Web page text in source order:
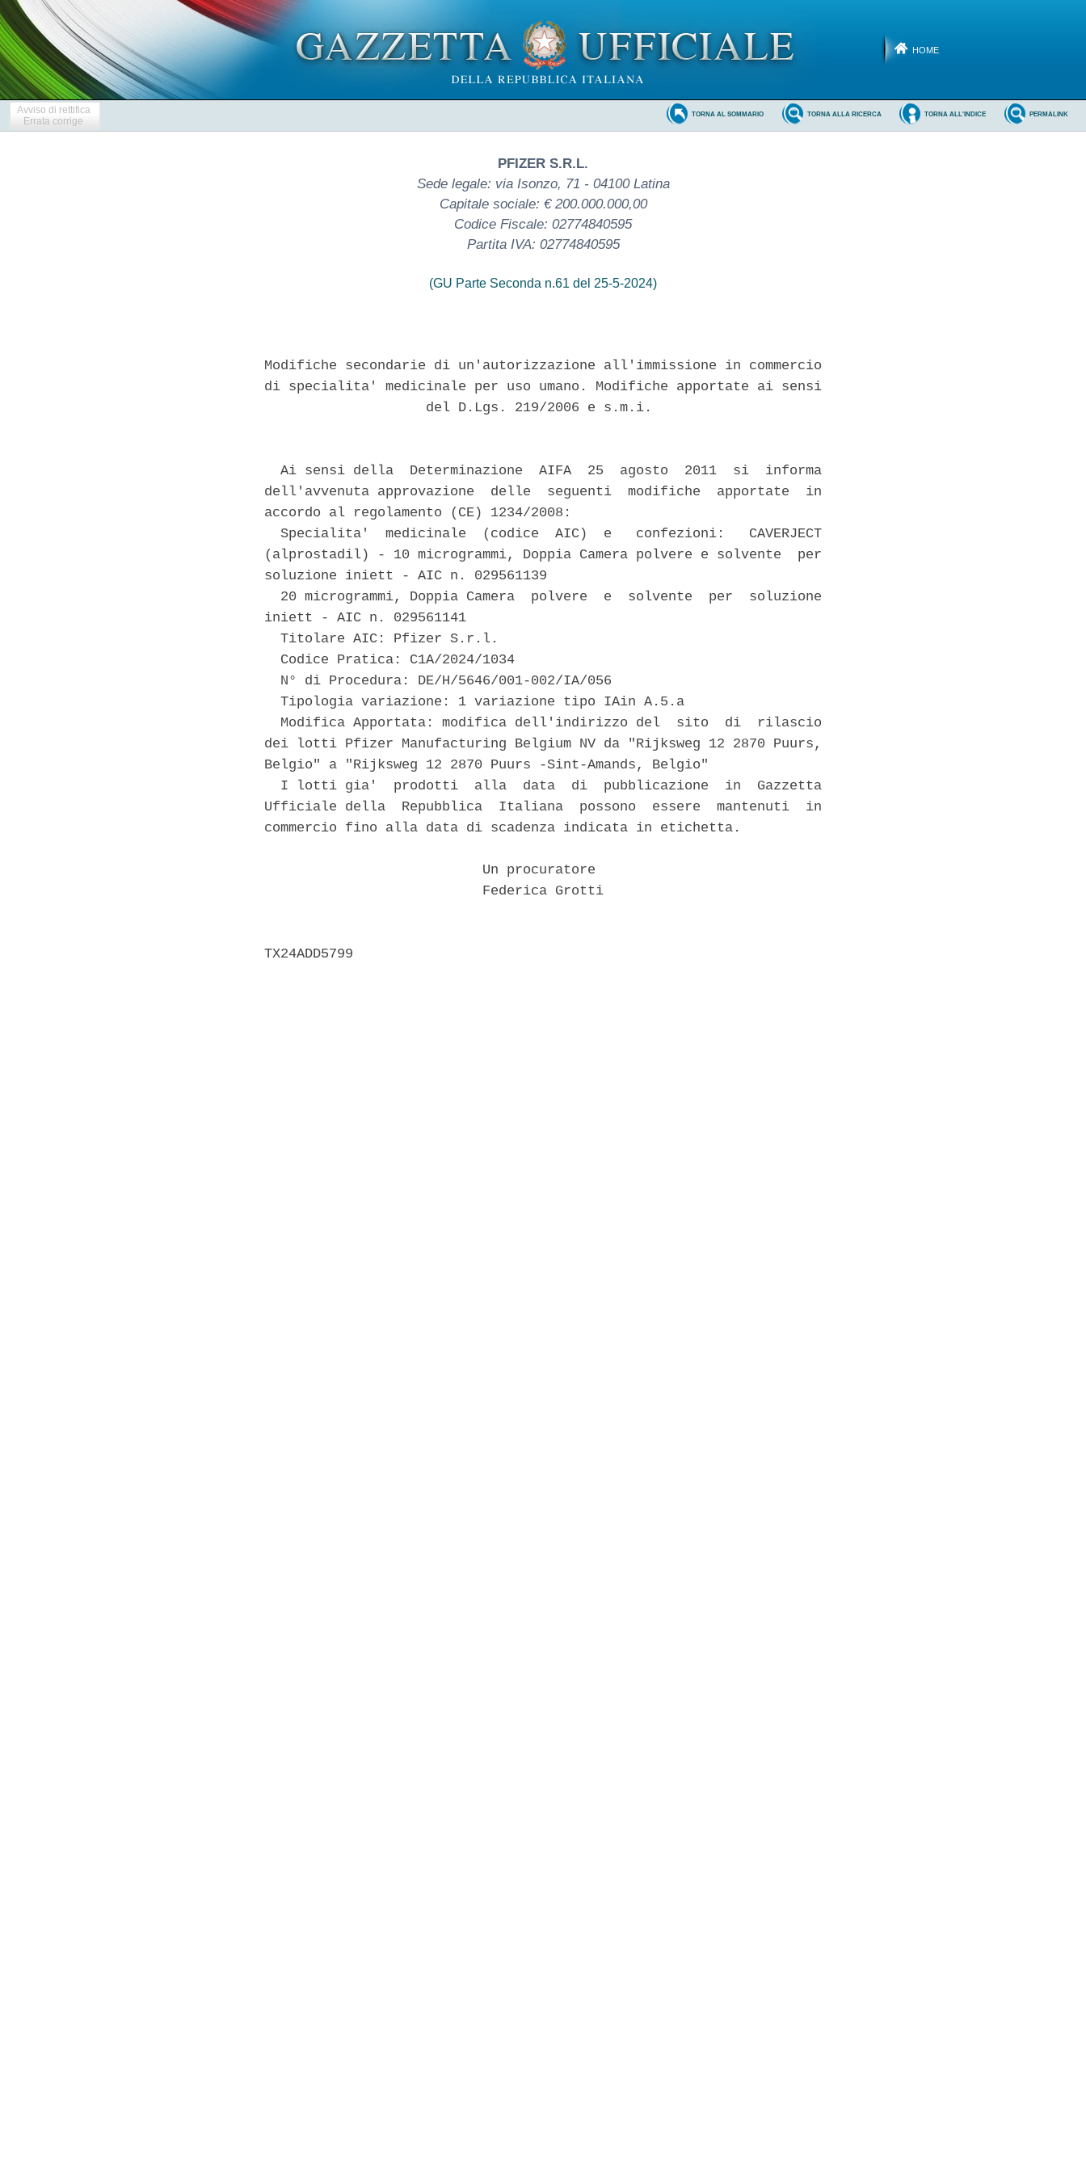
HOME
Avviso di rettifica
Errata corrige
PERMALINK
TORNA ALL'INDICE
TORNA ALLA RICERCA
TORNA AL SOMMARIO
PFIZER S.R.L.
Sede legale: via Isonzo, 71 - 04100 Latina
Capitale sociale: € 200.000.000,00
Codice Fiscale: 02774840595
Partita IVA: 02774840595
(GU Parte Seconda n.61 del 25-5-2024)
Modifiche secondarie di un'autorizzazione all'immissione in commercio
di specialita' medicinale per uso umano. Modifiche apportate ai sensi
                    del D.Lgs. 219/2006 e s.m.i.
  Ai sensi della  Determinazione  AIFA  25  agosto  2011  si  informa
dell'avvenuta approvazione  delle  seguenti  modifiche  apportate  in
accordo al regolamento (CE) 1234/2008:
  Specialita'  medicinale  (codice  AIC)  e   confezioni:   CAVERJECT
(alprostadil) - 10 microgrammi, Doppia Camera polvere e solvente  per
soluzione iniett - AIC n. 029561139
  20 microgrammi, Doppia Camera  polvere  e  solvente  per  soluzione
iniett - AIC n. 029561141
  Titolare AIC: Pfizer S.r.l.
  Codice Pratica: C1A/2024/1034
  N° di Procedura: DE/H/5646/001-002/IA/056
  Tipologia variazione: 1 variazione tipo IAin A.5.a
  Modifica Apportata: modifica dell'indirizzo del  sito  di  rilascio
dei lotti Pfizer Manufacturing Belgium NV da "Rijksweg 12 2870 Puurs,
Belgio" a "Rijksweg 12 2870 Puurs -Sint-Amands, Belgio"
  I lotti gia'  prodotti  alla  data  di  pubblicazione  in  Gazzetta
Ufficiale della  Repubblica  Italiana  possono  essere  mantenuti  in
commercio fino alla data di scadenza indicata in etichetta.
                           Un procuratore
                           Federica Grotti